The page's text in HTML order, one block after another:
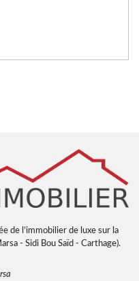
de l’immobilier de luxe sur la
- Sidi Bou Saïd - Carthage).